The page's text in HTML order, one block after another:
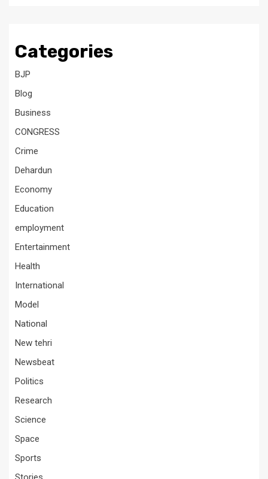
Categories
BJP
Blog
Business
CONGRESS
Crime
Dehardun
Economy
Education
employment
Entertainment
Health
International
Model
National
New tehri
Newsbeat
Politics
Research
Science
Space
Sports